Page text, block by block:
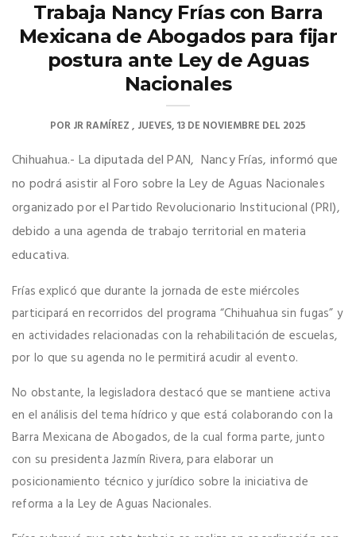
Trabaja Nancy Frías con Barra
Mexicana de Abogados para fijar
postura ante Ley de Aguas
Nacionales
PORJR RAMÍREZ JUEVES, 13 DE NOVIEMBRE DEL 2025
Chihuahua.- La diputada del PAN, Nancy Frías, informó que
no podrá asistir al Foro sobre la Ley de Aguas Nacionales
organizado por el Partido Revolucionario Institucional (PRI),
debido a una agenda de trabajo territorial en materia
educativa.
Frías explicó que durante la jornada de este miércoles
participará en recorridos del programa “Chihuahua sin fugas” y
en actividades relacionadas con la rehabilitación de escuelas,
por lo que su agenda no le permitirá acudir al evento.
No obstante, la legisladora destacó que se mantiene activa
en el análisis del tema hídrico y que está colaborando con la
Barra Mexicana de Abogados, de la cual forma parte, junto
con su presidenta Jazmín Rivera, para elaborar un
posicionamiento técnico y jurídico sobre la iniciativa de
reforma a la Ley de Aguas Nacionales.